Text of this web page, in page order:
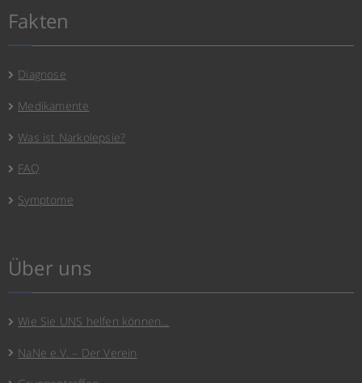
Fakten
Diagnose
Medikamente
Was ist Narkolepsie?
FAQ
Symptome
Über uns
Wie Sie UNS helfen können…
NaNe e.V. – Der Verein